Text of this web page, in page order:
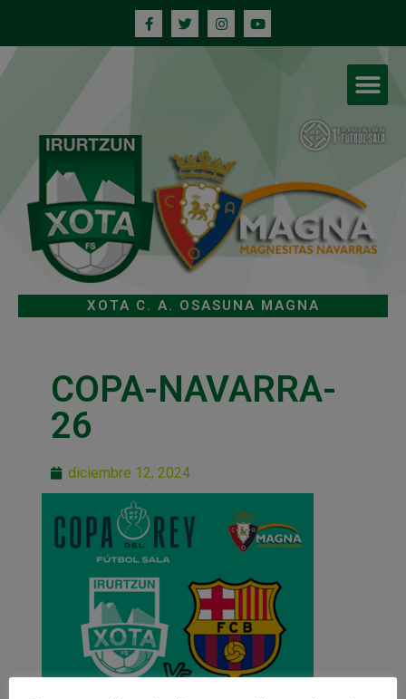
XOTA C. A. OSASUNA MAGNA
COPA-NAVARRA-
26
diciembre 12, 2024